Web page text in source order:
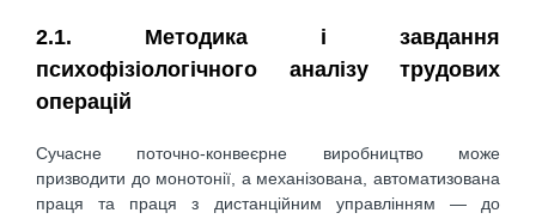
2.1. Методика і завдання
психофізіологічного аналізу трудових
операцій
Сучасне поточно-конвеєрне виробництво може
призводити до монотонії, а механізована, автоматизована
праця та праця з дистанційним управлінням — до